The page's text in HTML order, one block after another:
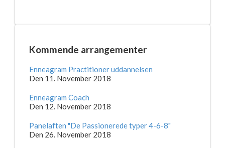
Kommende arrangementer
Enneagram Practitioner uddannelsen
Den 11. November 2018
Enneagram Coach
Den 12. November 2018
Panelaften "De Passionerede typer 4-6-8"
Den 26. November 2018